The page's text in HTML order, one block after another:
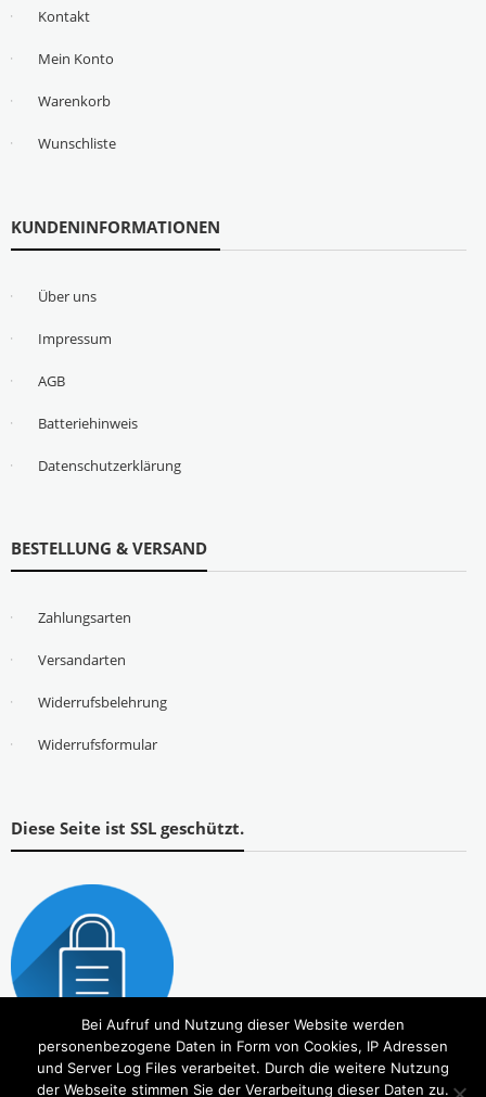
Kontakt
Mein Konto
Warenkorb
Wunschliste
KUNDENINFORMATIONEN
Über uns
Impressum
AGB
Batteriehinweis
Datenschutzerklärung
BESTELLUNG & VERSAND
Zahlungsarten
Versandarten
Widerrufsbelehrung
Widerrufsformular
Diese Seite ist SSL geschützt.
Bei Aufruf und Nutzung dieser Website werden
personenbezogene Daten in Form von Cookies, IP Adressen
und Server Log Files verarbeitet. Durch die weitere Nutzung
der Webseite stimmen Sie der Verarbeitung dieser Daten zu.